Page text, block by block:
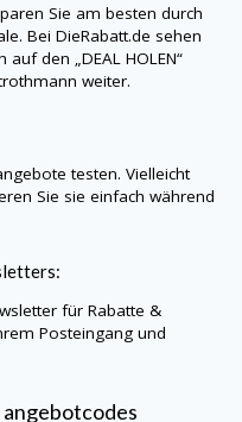
Sie am besten durch
Bei DieRabatt.de sehen
den „DEAL HOLEN“
weiter.
testen. Vielleicht
Sie sie einfach während
für Rabatte &
Posteingang und